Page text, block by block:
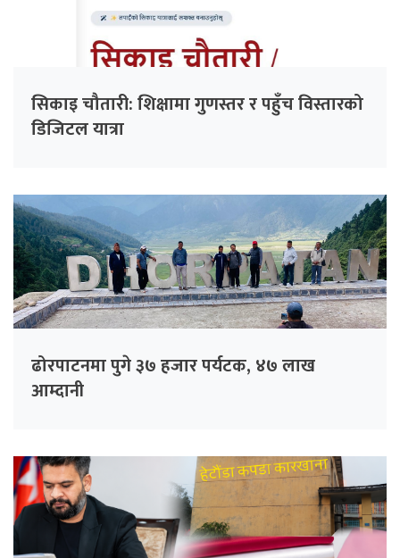
सिकाइ चौतारी: शिक्षामा गुणस्तर र पहुँच विस्तारको
डिजिटल यात्रा
ढोरपाटनमा पुगे ३७ हजार पर्यटक, ४७ लाख
आम्दानी